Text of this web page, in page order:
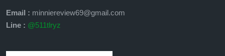
Email : minniereview69@gmail.com
Line : @511tlryz